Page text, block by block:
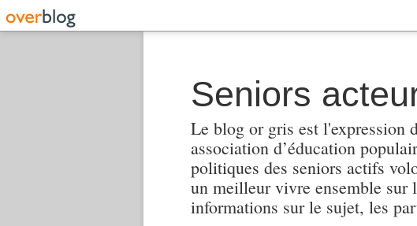
Seniors
Le blog or gris est l'expression
association d’éducation
politiques des seniors actifs
un meilleur vivre ensemble
informations sur le sujet, les